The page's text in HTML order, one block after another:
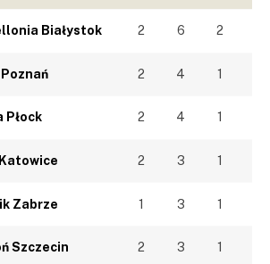
Białystok 2 6 2
Poznań 2 4 1
Płock 2 4 1
2 3 1
Zabrze 1 3 1
Szczecin 2 3 1